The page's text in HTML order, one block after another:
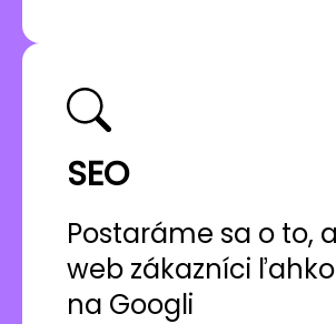
SEO
Postaráme sa o to,
web zákazníci
na Googli